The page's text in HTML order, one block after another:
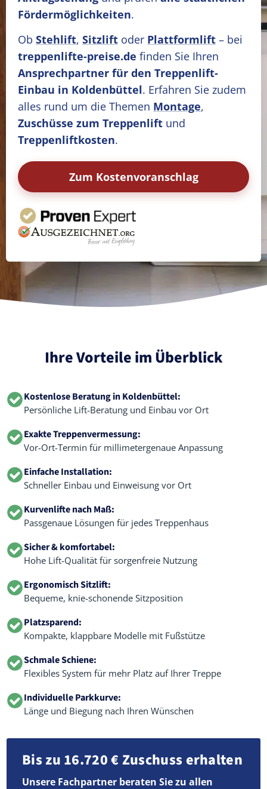
Fördermöglichkeiten.
Ob Stehlift, Sitzlift oder Plattformlift – bei
treppenlifte-preise.de finden Sie Ihren
Ansprechpartner für den Treppenlift-
Einbau in Koldenbüttel. Erfahren Sie zudem
alles rund um die Themen Montage,
Zuschüsse zum Treppenlift und
Treppenliftkosten.
Zum Kostenvoranschlag
Ihre Vorteile im Überblick
Kostenlose Beratung in Koldenbüttel:
Persönliche Lift-Beratung und Einbau vor Ort
Exakte Treppenvermessung:
Vor-Ort-Termin für millimetergenaue Anpassung
Einfache Installation:
Schneller Einbau und Einweisung vor Ort
Kurvenlifte nach Maß:
Passgenaue Lösungen für jedes Treppenhaus
Sicher & komfortabel:
Hohe Lift-Qualität für sorgenfreie Nutzung
Ergonomisch Sitzlift:
Bequeme, knie-schonende Sitzposition
Platzsparend:
Kompakte, klappbare Modelle mit Fußstütze
Schmale Schiene:
Flexibles System für mehr Platz auf Ihrer Treppe
Individuelle Parkkurve:
Länge und Biegung nach Ihren Wünschen
Bis zu 16.720 € Zuschuss erhalten
Unsere Fachpartner beraten Sie zu allen